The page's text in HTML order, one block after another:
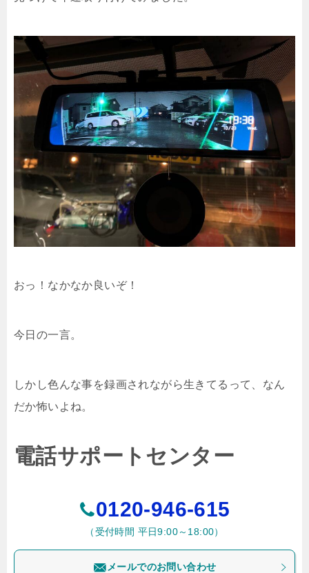
おっ！なかなか良いぞ！
今日の一言。
しかし色んな事を録画されながら生きてるって、なん
だか怖いよね。
電話サポートセンター
0120-946-615
（受付時間 平日9:00～18:00）
メールでのお問い合わせ